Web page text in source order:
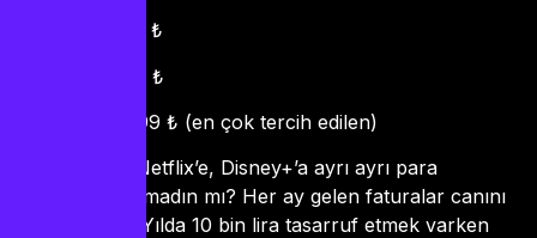
3 ay: 699 ₺
6 ay: 999 ₺
12 ay: 1599 ₺ (en çok tercih edilen)
Kablo TV’ye, Netflix’e, Disney+’a ayrı ayrı para
vermekten bıkmadın mı? Her ay gelen faturalar canını
sıkmıyor mu? Yılda 10 bin lira tasarruf etmek varken